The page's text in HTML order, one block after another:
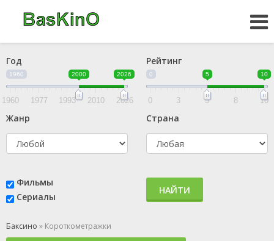
Год
1960 2000 2026
1960 1977 1993 2010 2026
Рейтинг
0 5 10
0 3 5 8 10
Жанр Страна
Фильмы
Сериалы
НАЙТИ
Баксино » Короткометражки